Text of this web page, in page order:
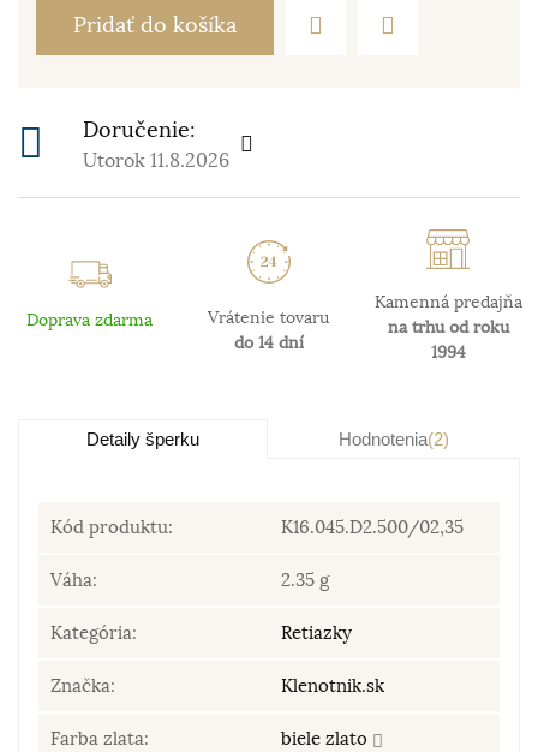
Pridať do košíka
Doručenie:
Utorok 11.8.2026
Doprava zdarma
Vrátenie tovaru
do 14 dní
Kamenná predajňa
na trhu od roku
1994
Detaily šperku Hodnotenia(2)
Kód produktu: K16.045.D2.500/02,35
Váha: 2.35 g
Kategória: Retiazky
Značka: Klenotnik.sk
Farba zlata: biele zlato